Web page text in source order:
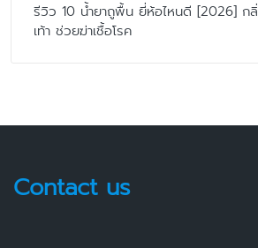
รีวิว 10 น้ำยาถูพื้น ยี่ห้อไหนดี [2026] ก
เท้า ช่วยฆ่าเชื้อโรค
Contact us